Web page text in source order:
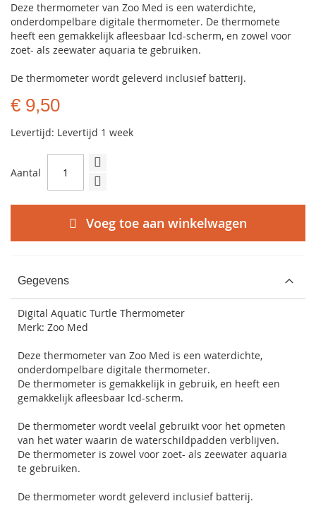
Deze thermometer van Zoo Med is een waterdichte,
onderdompelbare digitale thermometer. De thermomete
heeft een gemakkelijk afleesbaar lcd-scherm, en zowel voor
zoet- als zeewater aquaria te gebruiken.
De thermometer wordt geleverd inclusief batterij.
€ 9,50
Levertijd: Levertijd 1 week
Aantal
Voeg toe aan winkelwagen
Gegevens
Digital Aquatic Turtle Thermometer
Merk: Zoo Med
Deze thermometer van Zoo Med is een waterdichte,
onderdompelbare digitale thermometer.
De thermometer is gemakkelijk in gebruik, en heeft een
gemakkelijk afleesbaar lcd-scherm.
De thermometer wordt veelal gebruikt voor het opmeten
van het water waarin de waterschildpadden verblijven.
De thermometer is zowel voor zoet- als zeewater aquaria
te gebruiken.
De thermometer wordt geleverd inclusief batterij.